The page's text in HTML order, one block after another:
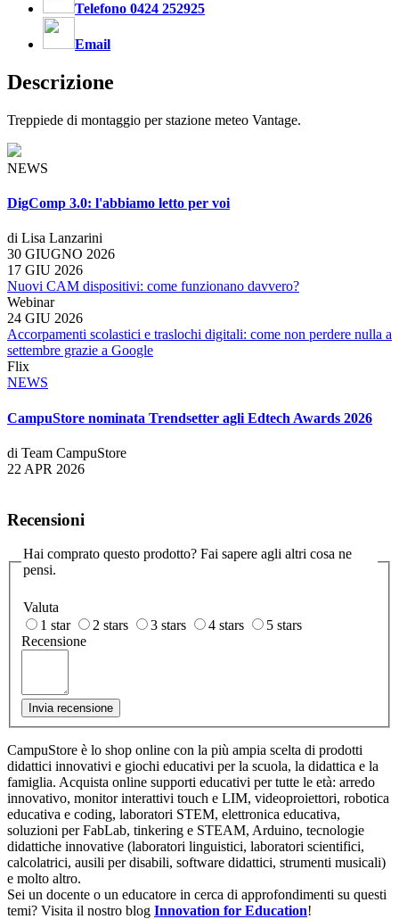
Telefono 0424 252925
Email
Descrizione
Treppiede di montaggio per stazione meteo Vantage.
NEWS
DigComp 3.0: l'abbiamo letto per voi
di Lisa Lanzarini
30 GIUGNO 2026
17 GIU 2026
Nuovi CAM dispositivi: come funzionano davvero?
Webinar
24 GIU 2026
Accorpamenti scolastici e traslochi digitali: come non perdere nulla a
settembre grazie a Google
Flix
NEWS
CampuStore nominata Trendsetter agli Edtech Awards 2026
di Team CampuStore
22 APR 2026
Recensioni
Hai comprato questo prodotto? Fai sapere agli altri cosa ne
pensi.
Valuta
1 star
2 stars 3 stars 4 stars
5 stars
Recensione
Invia recensione
CampuStore è lo shop online con la più ampia scelta di prodotti
didattici innovativi e giochi educativi per la scuola, la didattica e la
famiglia. Acquista online supporti educativi per tutte le età: arredo
innovativo, monitor interattivi touch e LIM, videoproiettori, robotica
educativa e coding, laboratori STEM, elettronica educativa,
soluzioni per FabLab, tinkering e STEAM, Arduino, tecnologie
didattiche innovative (laboratori linguistici, laboratori scientifici,
calcolatrici, ausili per disabili, software didattici, strumenti musicali)
e molto altro.
Sei un docente o un educatore in cerca di approfondimenti su questi
temi? Visita il nostro blog Innovation for Education!